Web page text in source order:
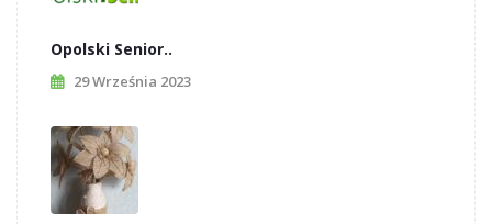
Opolski Senior..
29 Września 2023